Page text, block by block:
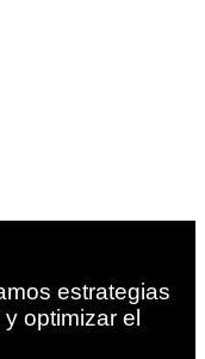
estrategias
optimizar el